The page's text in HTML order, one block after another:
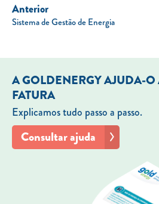
Anterior
Sistema de Gestão de Energia
A GOLDENERGY AJUDA-O
FATURA
Explicamos tudo passo a passo.
Consultar ajuda